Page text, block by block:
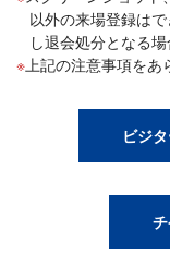
以外の来場登録は
し退会処分となる
上記の注意事項を
ビジ